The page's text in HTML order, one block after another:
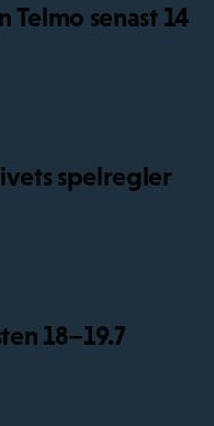
senast 14
spelregler
18–19.7